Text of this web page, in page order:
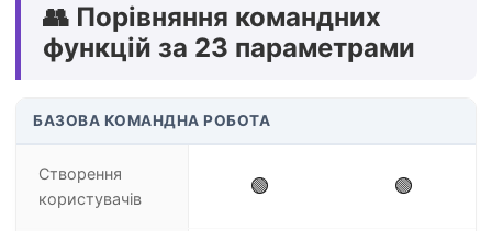
👥 Порівняння командних
функцій за 23 параметрами
БАЗОВА КОМАНДНА РОБОТА
Створення
користувачів
🟢 🟢